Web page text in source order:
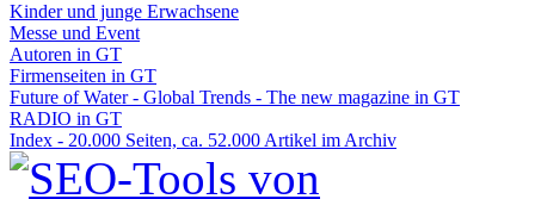
Kinder und junge Erwachsene
Messe und Event
Autoren in GT
Firmenseiten in GT
Future of Water - Global Trends - The new magazine in GT
RADIO in GT
Index - 20.000 Seiten, ca. 52.000 Artikel im Archiv